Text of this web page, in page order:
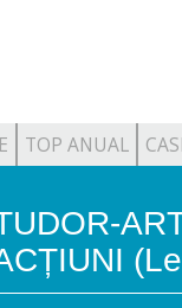
TOP ANUAL